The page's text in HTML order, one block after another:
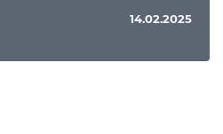
14.02.2025